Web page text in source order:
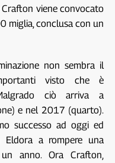
Crafton viene convocato
miglia, conclusa con un
non sembra il
visto che è
ciò arriva a
e nel 2017 (quarto).
successo ad oggi ed
Eldora a rompere una
anno. Ora Crafton,